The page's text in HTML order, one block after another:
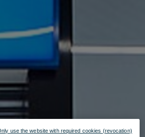
use the website with required cookies (revocation)